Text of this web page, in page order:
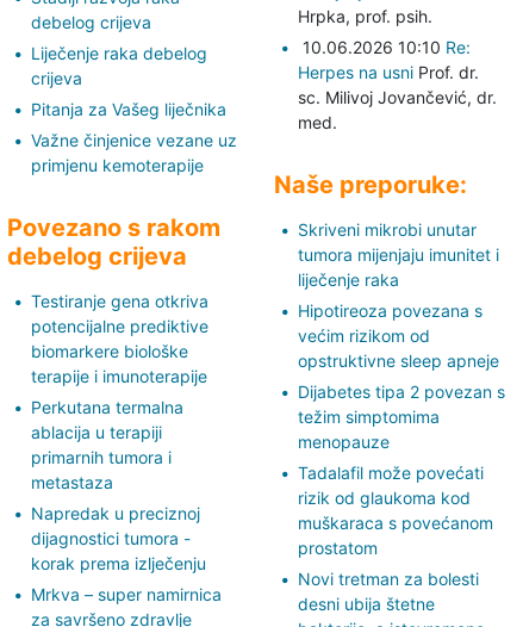
debelog crijeva
Liječenje raka debelog
crijeva
Pitanja za Vašeg liječnika
Važne činjenice vezane uz
primjenu kemoterapije
Povezano s rakom
debelog crijeva
Testiranje gena otkriva
potencijalne prediktive
biomarkere biološke
terapije i imunoterapije
Perkutana termalna
ablacija u terapiji
primarnih tumora i
metastaza
Napredak u preciznoj
dijagnostici tumora -
korak prema izlječenju
Mrkva – super namirnica
za savršeno zdravlje
Hrpka, prof. psih.
10.06.2026 10:10 Re:
Herpes na usni Prof. dr.
sc. Milivoj Jovančević, dr.
med.
Naše preporuke:
Skriveni mikrobi unutar
tumora mijenjaju imunitet i
liječenje raka
Hipotireoza povezana s
većim rizikom od
opstruktivne sleep apneje
Dijabetes tipa 2 povezan s
težim simptomima
menopauze
Tadalafil može povećati
rizik od glaukoma kod
muškaraca s povećanom
prostatom
Novi tretman za bolesti
desni ubija štetne